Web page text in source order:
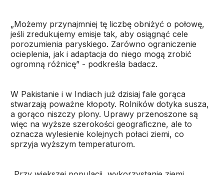
„Możemy przynajmniej tę liczbę obniżyć o połowę,
jeśli zredukujemy emisje tak, aby osiągnąć cele
porozumienia paryskiego. Zarówno ograniczenie
ocieplenia, jak i adaptacja do niego mogą zrobić
ogromną różnicę” - podkreśla badacz.
W Pakistanie i w Indiach już dzisiaj fale gorąca
stwarzają poważne kłopoty. Rolników dotyka susza,
a gorąco niszczy plony. Uprawy przenoszone są
więc na wyższe szerokości geograficzne, ale to
oznacza wylesienie kolejnych połaci ziemi, co
sprzyja wyższym temperaturom.